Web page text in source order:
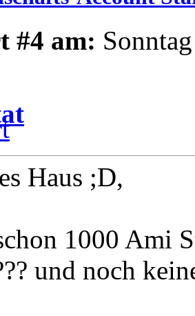
#4 am:
Haus ;D,
1000 Ami
und noch